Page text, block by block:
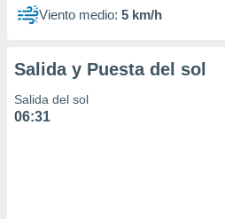
Viento medio: 5 km/h
Salida y Puesta del sol
Salida del sol
06:31